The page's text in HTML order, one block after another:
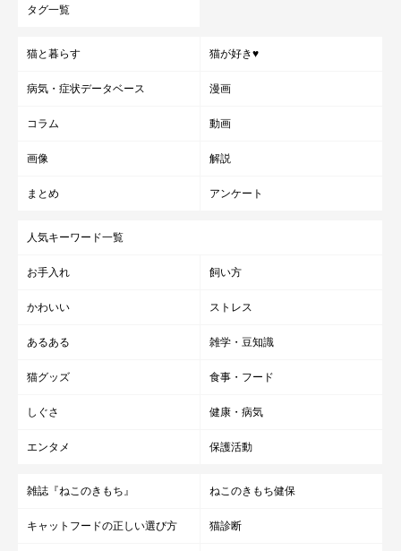
タグ一覧
猫と暮らす 猫が好き♥
病気・症状データベース 漫画
コラム 動画
画像 解説
まとめ アンケート
人気キーワード一覧
お手入れ 飼い方
かわいい ストレス
あるある 雑学・豆知識
猫グッズ 食事・フード
しぐさ 健康・病気
エンタメ 保護活動
雑誌『ねこのきもち』 ねこのきもち健保
キャットフードの正しい選び方 猫診断